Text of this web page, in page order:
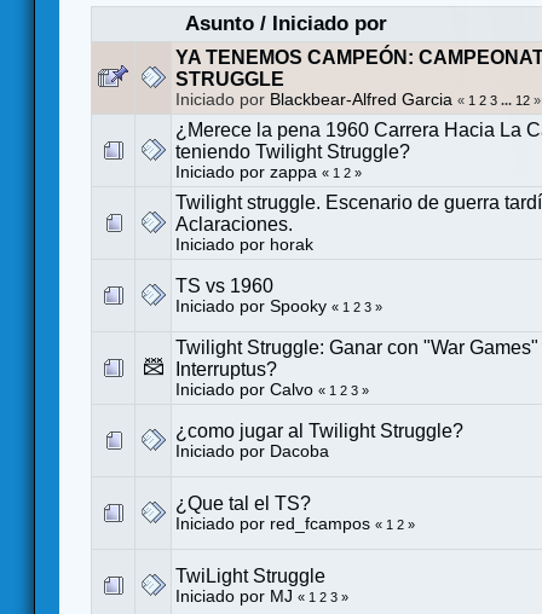
Asunto/ Iniciado por
YA TENEMOS CAMPEÓN:
STRUGGLE
Iniciado por Blackbear-Alfred Garcia « 1 2 3 ... 12 »
¿Merece la pena 1960 Carrera Hacia La
teniendo Twilight Struggle?
Iniciado por zappa « 1 2 »
Twilight struggle. Escenario de guerra
Aclaraciones.
Iniciado por horak
TS vs 1960
Iniciado por Spooky « 1 2 3 »
Twilight Struggle: Ganar con "War
Interruptus?
Iniciado por Calvo « 1 2 3 »
¿como jugar al Twilight Struggle?
Iniciado por Dacoba
¿Que tal el TS?
Iniciado por red_fcampos « 1 2 »
TwiLight Struggle
Iniciado por MJ « 1 2 3 »